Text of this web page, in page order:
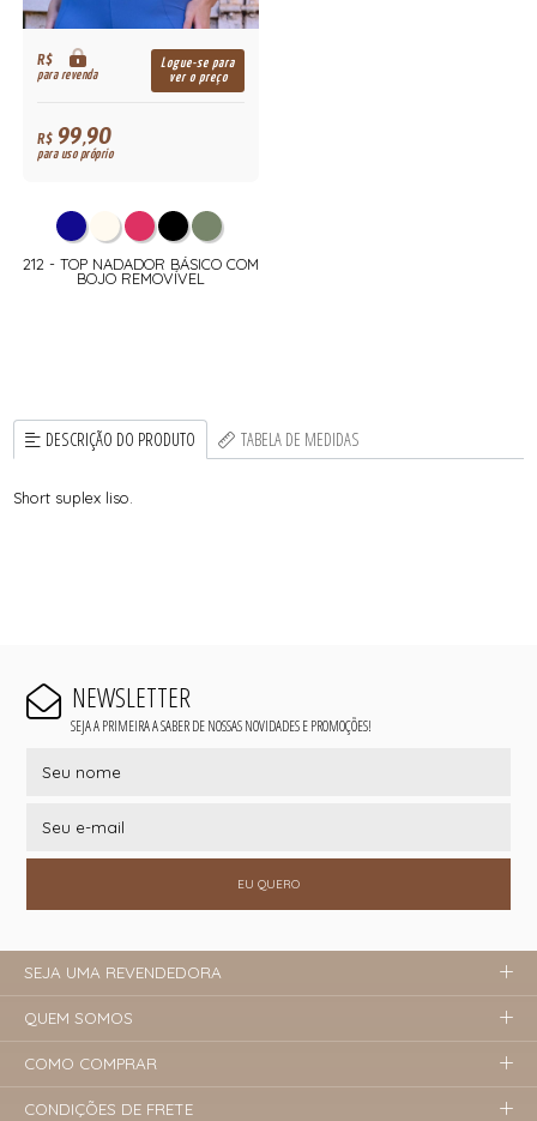
R$
para revenda
Logue-se para
ver o preço
R$99,90
para uso próprio
212 - TOP NADADOR BÁSICO COM
BOJO REMOVÍVEL
DESCRIÇÃO DO PRODUTO TABELA DE MEDIDAS
Short suplex liso.
NEWSLETTER
SEJA A PRIMEIRA A SABER DE NOSSAS NOVIDADES E PROMOÇÕES!
EU QUERO
SEJA UMA REVENDEDORA
QUEM SOMOS
COMO COMPRAR
CONDIÇÕES DE FRETE